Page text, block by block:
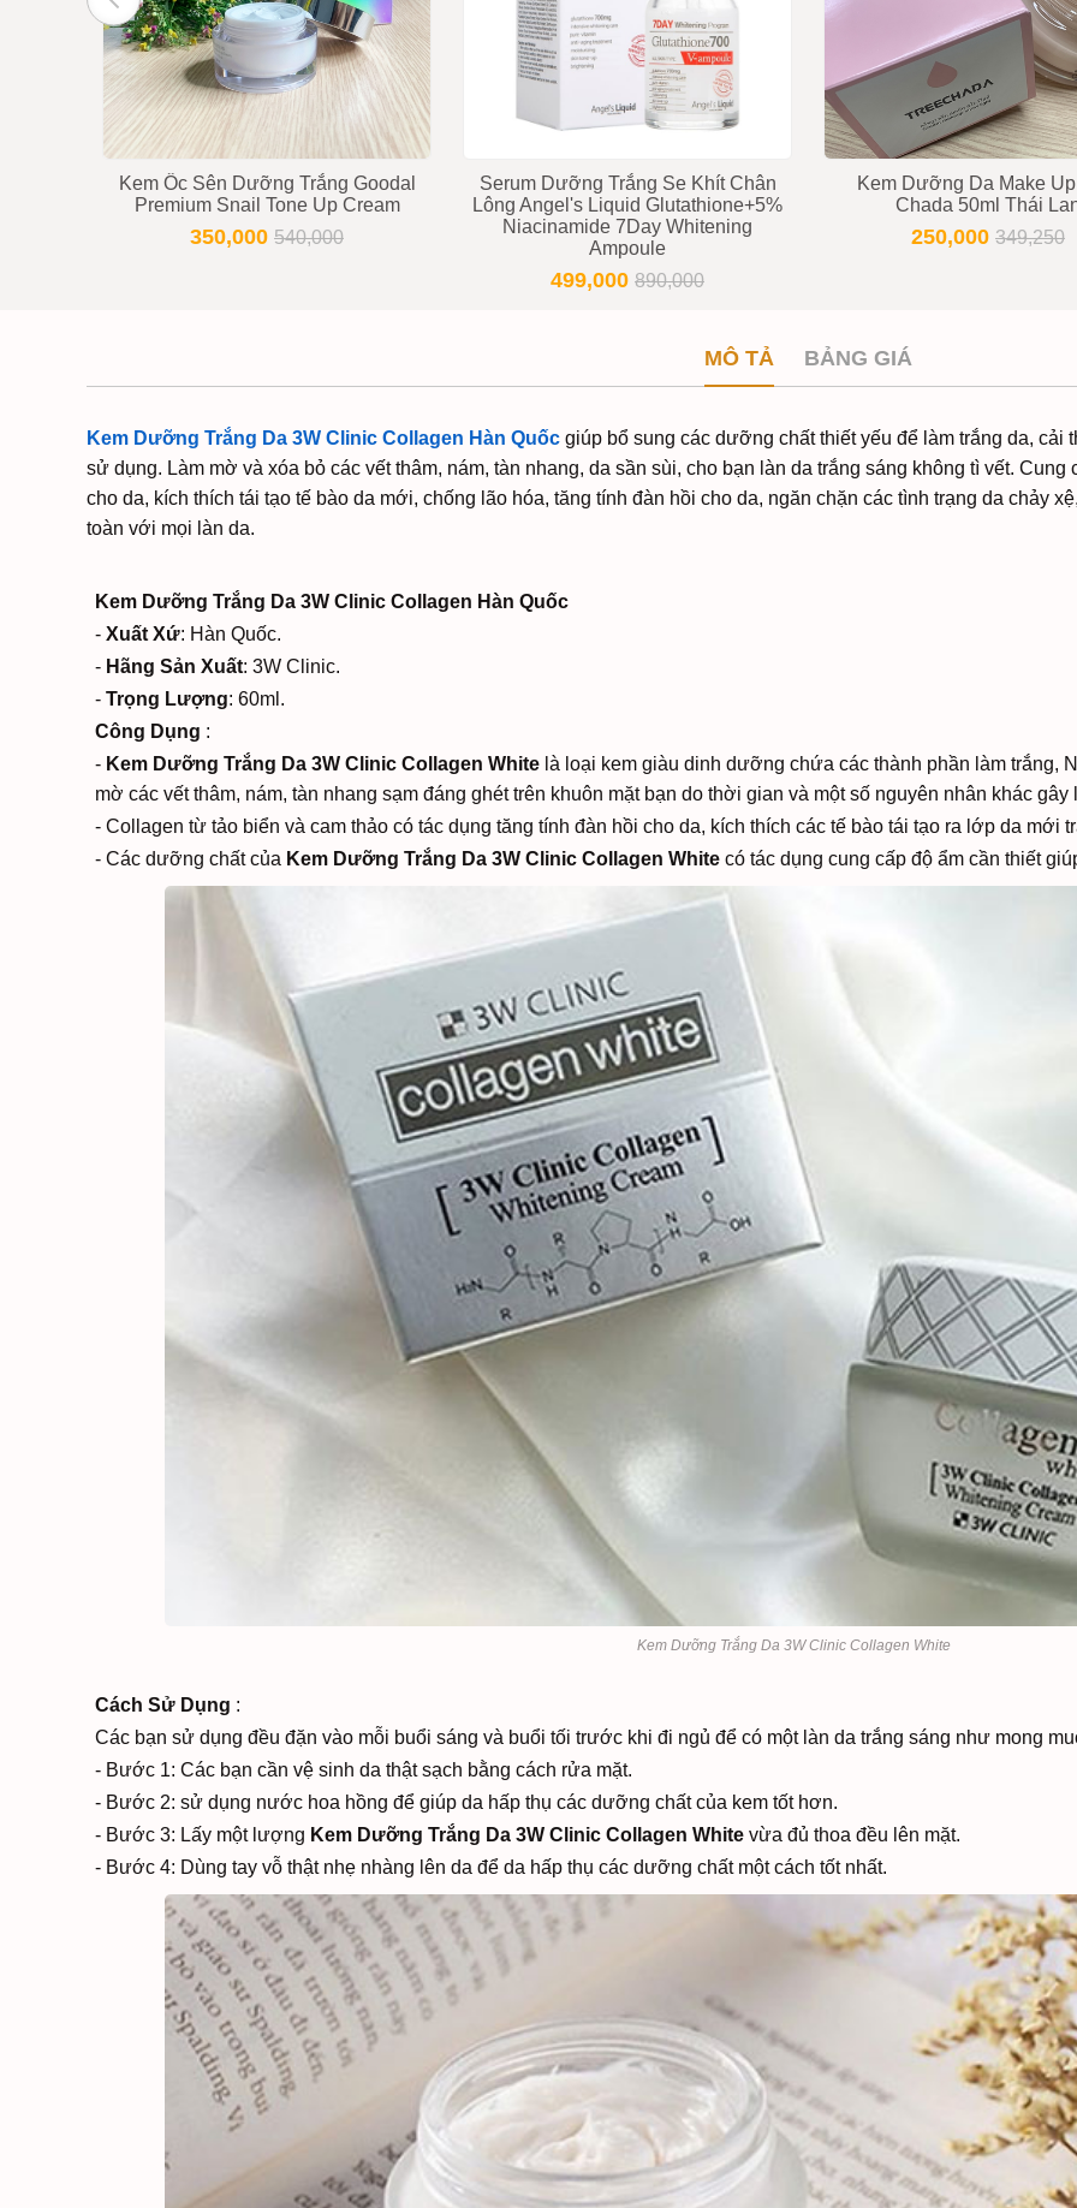
Kem Ốc Sên Dưỡng Trắng Goodal
Premium Snail Tone Up Cream
350,000 540,000
Serum Dưỡng Trắng Se Khít Chân
Lông Angel's Liquid Glutathione+5%
Niacinamide 7Day Whitening
Ampoule
499,000 890,000
Kem Dưỡng Da Make
Chada 50ml Thái
250,000 349,250
MÔ TẢ BẢNG GIÁ
Kem Dưỡng Trắng Da 3W Clinic Collagen Hàn Quốc giúp bổ sung các dưỡng chất thiết yếu để làm trắng da, cải
sử dụng. Làm mờ và xóa bỏ các vết thâm, nám, tàn nhang, da sần sùi, cho bạn làn da trắng sáng không tì vết.
cho da, kích thích tái tạo tế bào da mới, chống lão hóa, tăng tính đàn hồi cho da, ngăn chặn các tình trạng da chảy
toàn với mọi làn da.
Kem Dưỡng Trắng Da 3W Clinic Collagen Hàn Quốc
- Xuất Xứ: Hàn Quốc.
- Hãng Sản Xuất: 3W Clinic.
- Trọng Lượng: 60ml.
Công Dụng :
- Kem Dưỡng Trắng Da 3W Clinic Collagen White là loại kem giàu dinh dưỡng chứa các thành phần làm trắng,
mờ các vết thâm, nám, tàn nhang sạm đáng ghét trên khuôn mặt bạn do thời gian và một số nguyên nhân khác gây
- Collagen từ tảo biển và cam thảo có tác dụng tăng tính đàn hồi cho da, kích thích các tế bào tái tạo ra lớp da mới
- Các dưỡng chất của Kem Dưỡng Trắng Da 3W Clinic Collagen White có tác dụng cung cấp độ ẩm cần thiết
Kem Dưỡng Trắng Da 3W Clinic Collagen White
Cách Sử Dụng :
Các bạn sử dụng đều đặn vào mỗi buổi sáng và buổi tối trước khi đi ngủ để có một làn da trắng sáng như mong
- Bước 1: Các bạn cần vệ sinh da thật sạch bằng cách rửa mặt.
- Bước 2: sử dụng nước hoa hồng để giúp da hấp thụ các dưỡng chất của kem tốt hơn.
- Bước 3: Lấy một lượng Kem Dưỡng Trắng Da 3W Clinic Collagen White vừa đủ thoa đều lên mặt.
- Bước 4: Dùng tay vỗ thật nhẹ nhàng lên da để da hấp thụ các dưỡng chất một cách tốt nhất.